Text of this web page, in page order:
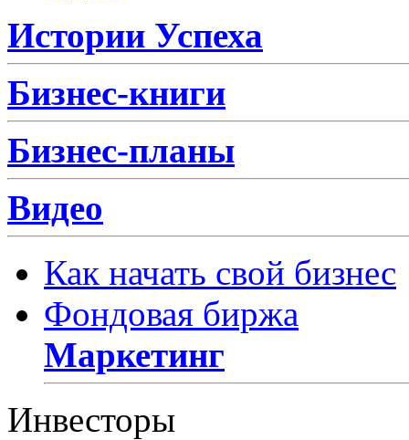
Истории Успеха
Бизнес-книги
Бизнес-планы
Видео
Как начать свой бизнес
Фондовая биржа
Маркетинг
Инвесторы